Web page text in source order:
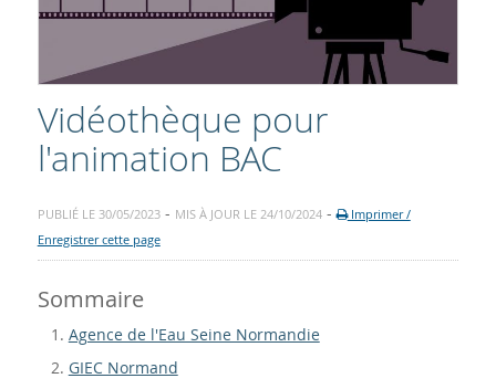
Vidéothèque pour
l'animation BAC
PUBLIÉ LE 30/05/2023- MIS À JOUR LE 24/10/2024-
Imprimer /
Enregistrer cette page
Sommaire
Agence de l'Eau Seine Normandie
GIEC Normand